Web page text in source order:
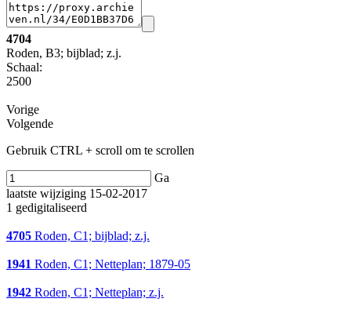
4704
Roden, B3; bijblad; z.j.
Schaal:
2500
Vorige
Volgende
Gebruik CTRL + scroll om te scrollen
Ga
laatste wijziging 15-02-2017
1 gedigitaliseerd
4705 Roden, C1; bijblad; z.j.
1941 Roden, C1; Netteplan; 1879-05
1942 Roden, C1; Netteplan; z.j.